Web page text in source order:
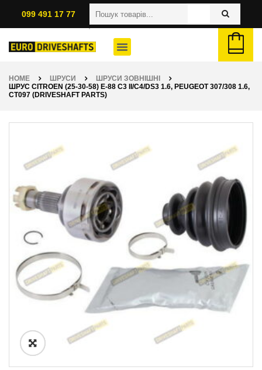
099 491 17 77
HOME ШРУСИ
ШРУСИ ЗОВНІШНІ
ШРУС CITROEN (25-30-58) E-88 C3 II/C4/DS3 1.6, PEUGEOT 307/308 1.6,
CT097 (DRIVESHAFT PARTS)